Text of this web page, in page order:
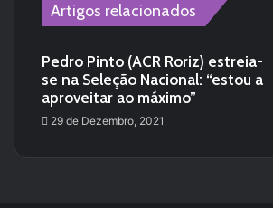
Artigos relacionados
Pedro Pinto (ACR Roriz) estreia-
se na Seleção Nacional: “estou a
aproveitar ao máximo”
29 de Dezembro, 2021